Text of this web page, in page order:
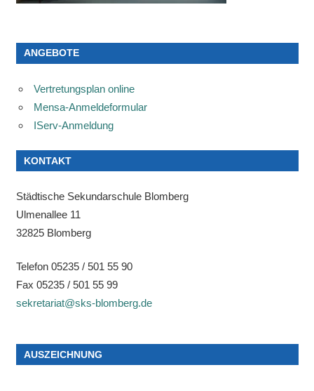
ANGEBOTE
Vertretungsplan online
Mensa-Anmeldeformular
IServ-Anmeldung
KONTAKT
Städtische Sekundarschule Blomberg
Ulmenallee 11
32825 Blomberg
Telefon 05235 / 501 55 90
Fax 05235 / 501 55 99
sekretariat@sks-blomberg.de
AUSZEICHNUNG